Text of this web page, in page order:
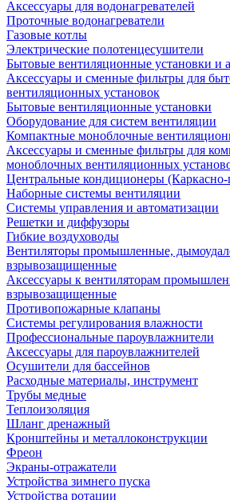
Аксессуары для водонагревателей
Проточные водонагреватели
Газовые котлы
Электрические полотенцесушители
Бытовые вентиляционные установки и
Аксессуары и сменные фильтры для
вентиляционных установок
Бытовые вентиляционные установки
Оборудование для систем вентиляции
Компактные моноблочные
Аксессуары и сменные фильтры для
моноблочных вентиляционных
Центральные кондиционеры
Наборные системы вентиляции
Системы управления и автоматизации
Решетки и диффузоры
Гибкие воздуховоды
Вентиляторы промышленные,
взрывозащищенные
Аксессуары к вентиляторам
взрывозащищенные
Противопожарные клапаны
Системы регулирования влажности
Профессиональные пароувлажнители
Аксессуары для пароувлажнителей
Осушители для бассейнов
Расходные материалы, инструмент
Трубы медные
Теплоизоляция
Шланг дренажный
Кронштейны и металлоконструкции
Фреон
Экраны-отражатели
Устройства зимнего пуска
Устройства ротации